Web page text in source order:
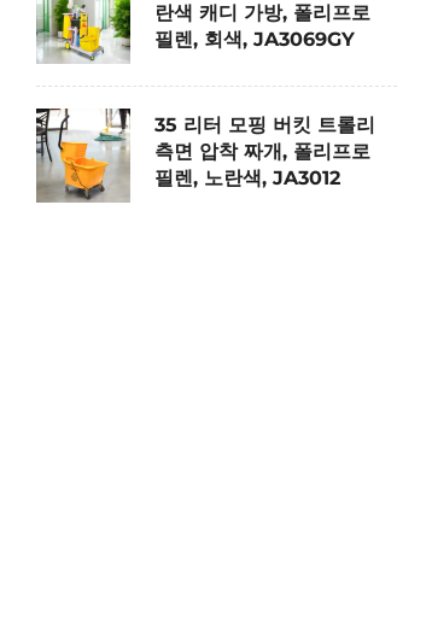
란색 캐디 가방, 폴리프로
필렌, 회색, JA3069GY
35 리터 모핑 버킷 트롤리
측면 압착 짜개, 폴리프로
필렌, 노란색, JA3012